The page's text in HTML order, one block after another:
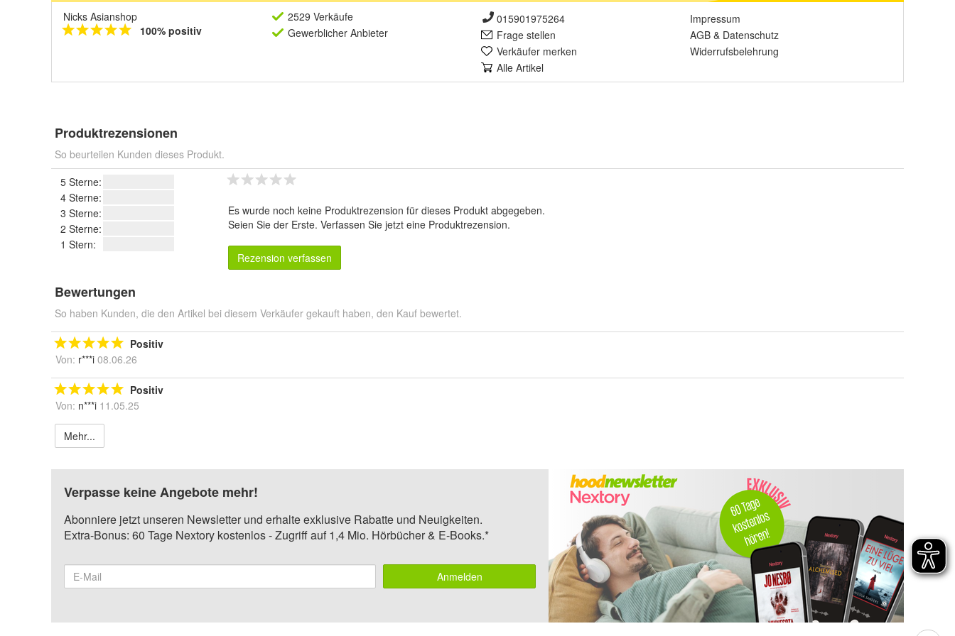
Nicks Asianshop
100% positiv
2529 Verkäufe
Gewerblicher Anbieter
015901975264
Frage stellen
Verkäufer merken
Alle Artikel
Impressum
AGB & Datenschutz
Widerrufsbelehrung
Produktrezensionen
So beurteilen Kunden dieses Produkt.
5 Sterne:
4 Sterne:
3 Sterne:
2 Sterne:
1 Stern:
Es wurde noch keine Produktrezension für dieses Produkt abgegeben.
Seien Sie der Erste. Verfassen Sie jetzt eine Produktrezension.
Rezension verfassen
Bewertungen
So haben Kunden, die den Artikel bei diesem Verkäufer gekauft haben, den Kauf bewertet.
Positiv
Von: r***i 08.06.26
Positiv
Von: n***i 11.05.25
Mehr...
Verpasse keine Angebote mehr!
Abonniere jetzt unseren Newsletter und erhalte exklusive Rabatte und Neuigkeiten.
Extra-Bonus: 60 Tage Nextory kostenlos - Zugriff auf 1,4 Mio. Hörbücher & E-Books.*
Anmelden